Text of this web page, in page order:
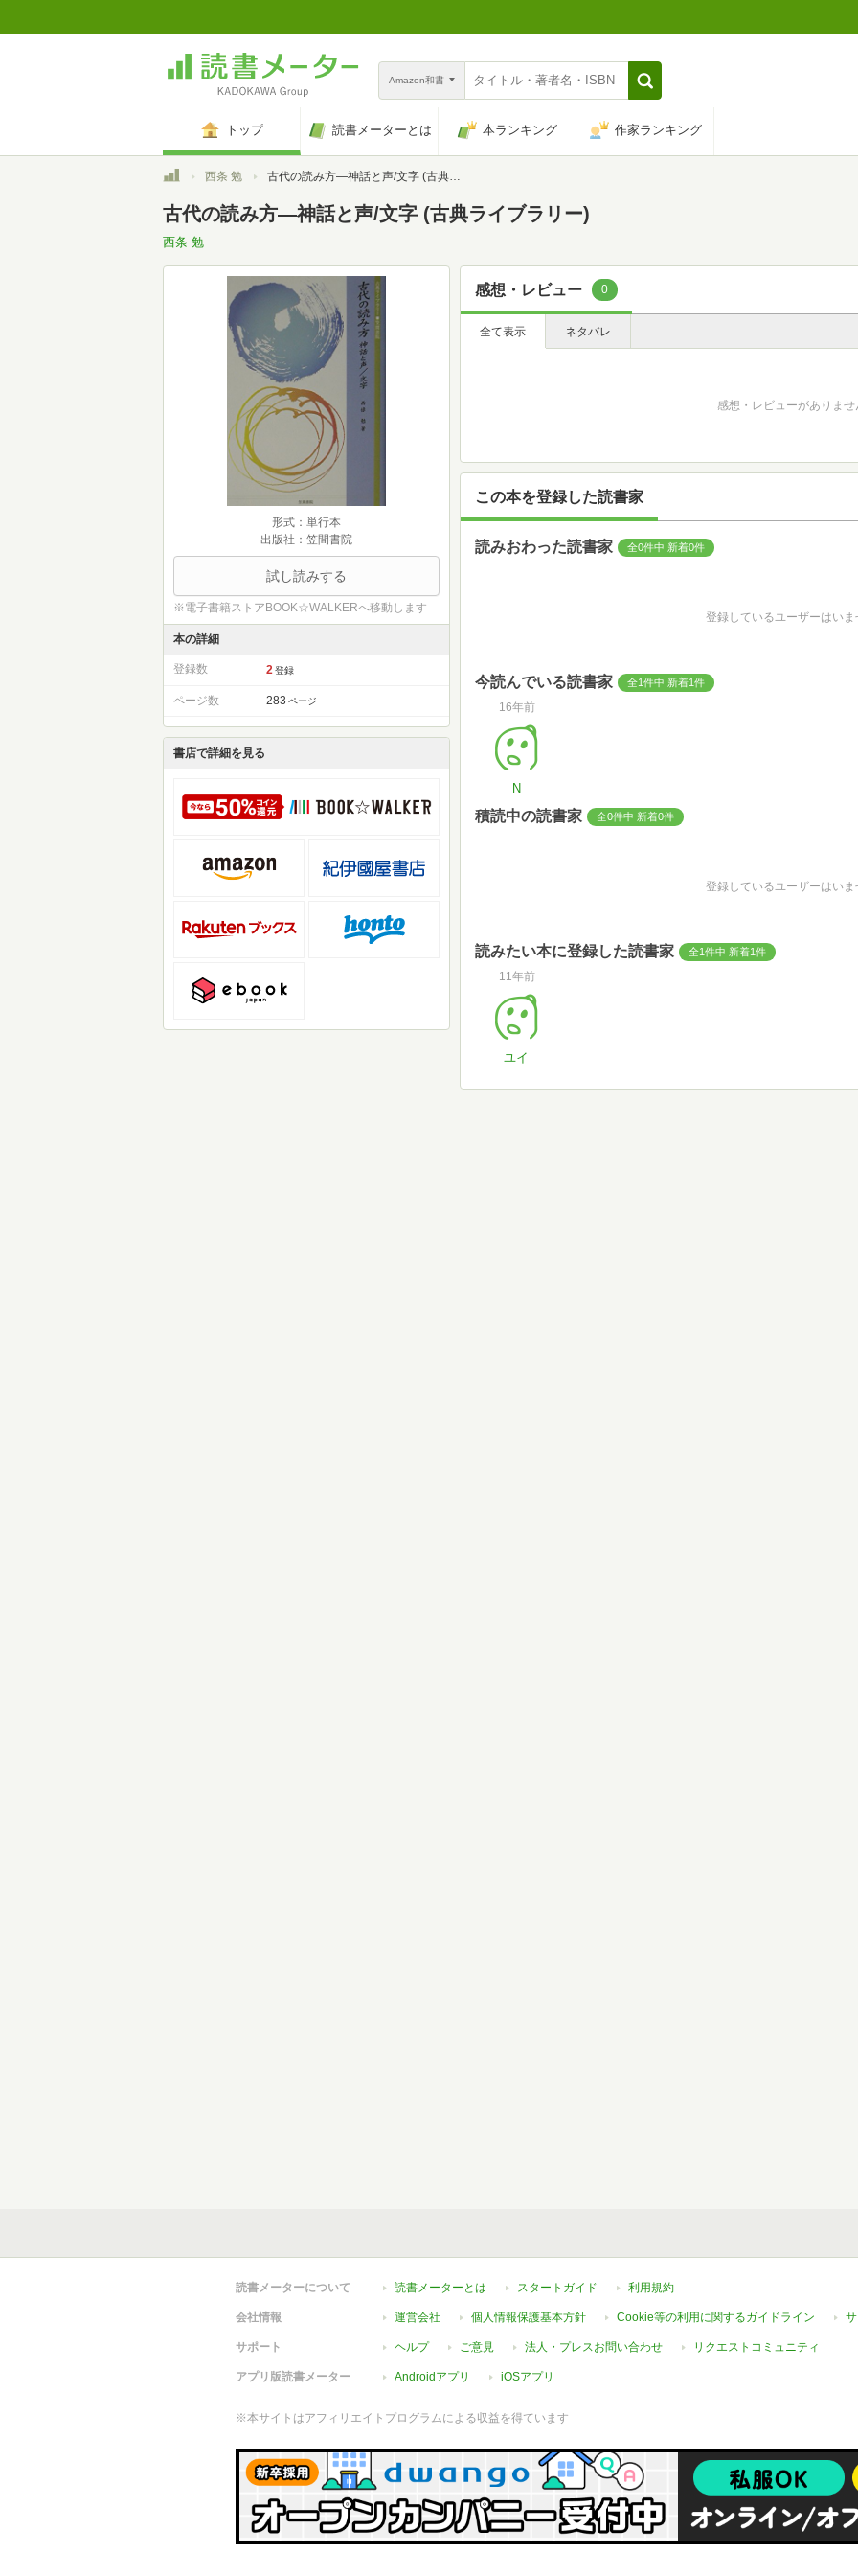
Amazon和書
トップ 読書メーターとは 本ランキング 作家ランキング
トップ西条 勉 古代の読み方―神話と声/文字 (古典ライブラリー)
古代の読み方―神話と声/文字 (古典ライブラリー)
西条 勉
形式：単行本
出版社：笠間書院
試し読みする
※電子書籍ストアBOOK☆WALKERへ移動します
本の詳細
登録数 2 登録
ページ数 283 ページ
書店で詳細を見る
感想・レビュー 0
全て表示 ネタバレ
感想・レビューがありませ
この本を登録した読書家
読みおわった読書家 全0件中 新着0件
登録しているユーザーはいま
今読んでいる読書家 全1件中 新着1件
16年前
N
積読中の読書家 全0件中 新着0件
登録しているユーザーはいま
読みたい本に登録した読書家 全1件中 新着1件
11年前
ユイ
読書メーターについて 読書メーターとは スタートガイド 利用規約
会社情報 運営会社 個人情報保護基本方針 Cookie等の利用に関するガイドライン
サポート ヘルプ ご意見 法人・プレスお問い合わせ リクエストコミュニティ
アプリ版読書メーター Androidアプリ iOSアプリ
※本サイトはアフィリエイトプログラムによる収益を得ています